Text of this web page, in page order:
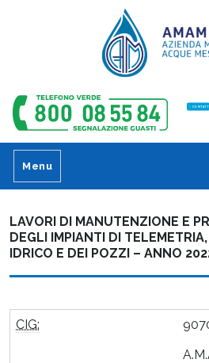
CONTATTI
Menu
LAVORI DI MANUTENZIONE E
DEGLI IMPIANTI DI
IDRICO E DEI POZZI – ANNO
CIG: